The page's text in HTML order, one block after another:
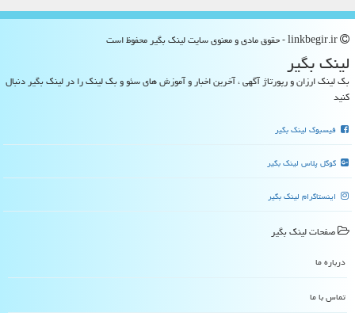
لینك بگیر
بک لینک ارزان و رپورتاژ آگهی ، آخرین اخبار و آموزش های سئو و بک لینک را در لینک بگیر دنبال
کنید
فیسبوک لینک بگیر
گوگل پلاس لینک بگیر
اینستاگرام لینک بگیر
صفحات لینك بگیر
درباره ما
تماس با ما